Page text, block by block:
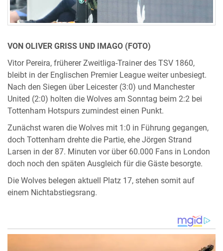
VON OLIVER GRISS UND IMAGO (FOTO)
Vitor Pereira, früherer Zweitliga-Trainer des TSV 1860,
bleibt in der Englischen Premier League weiter unbesiegt.
Nach den Siegen über Leicester (3:0) und Manchester
United (2:0) holten die Wolves am Sonntag beim 2:2 bei
Tottenham Hotspurs zumindest einen Punkt.
Zunächst waren die Wolves mit 1:0 in Führung gegangen,
doch Tottenham drehte die Partie, ehe Jörgen Strand
Larsen in der 87. Minuten vor über 60.000 Fans in London
doch noch den späten Ausgleich für die Gäste besorgte.
Die Wolves belegen aktuell Platz 17, stehen somit auf
einem Nichtabstiegsrang.